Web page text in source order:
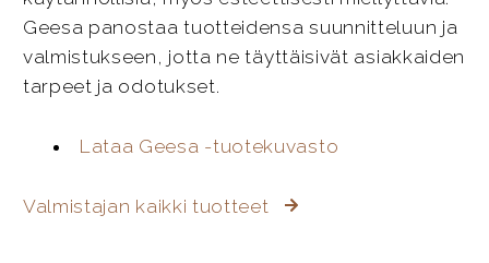
Geesa panostaa tuotteidensa suunnitteluun ja
valmistukseen, jotta ne täyttäisivät asiakkaiden
tarpeet ja odotukset.
Lataa Geesa -tuotekuvasto
Valmistajan kaikki tuotteet